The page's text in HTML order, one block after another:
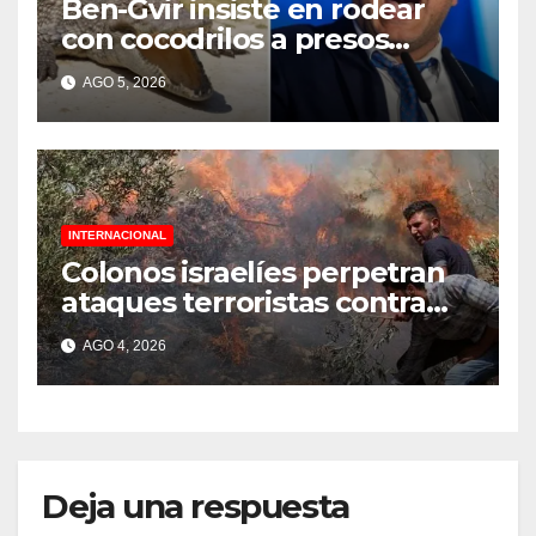
Ben-Gvir insiste en rodear
con cocodrilos a presos
palestinos
AGO 5, 2026
INTERNACIONAL
Colonos israelíes perpetran
ataques terroristas contra
familias palestinas en
Cisjordania
AGO 4, 2026
Deja una respuesta